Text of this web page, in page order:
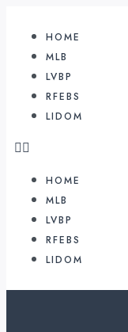
HOME
MLB
LVBP
RFEBS
LIDOM
HOME
MLB
LVBP
RFEBS
LIDOM